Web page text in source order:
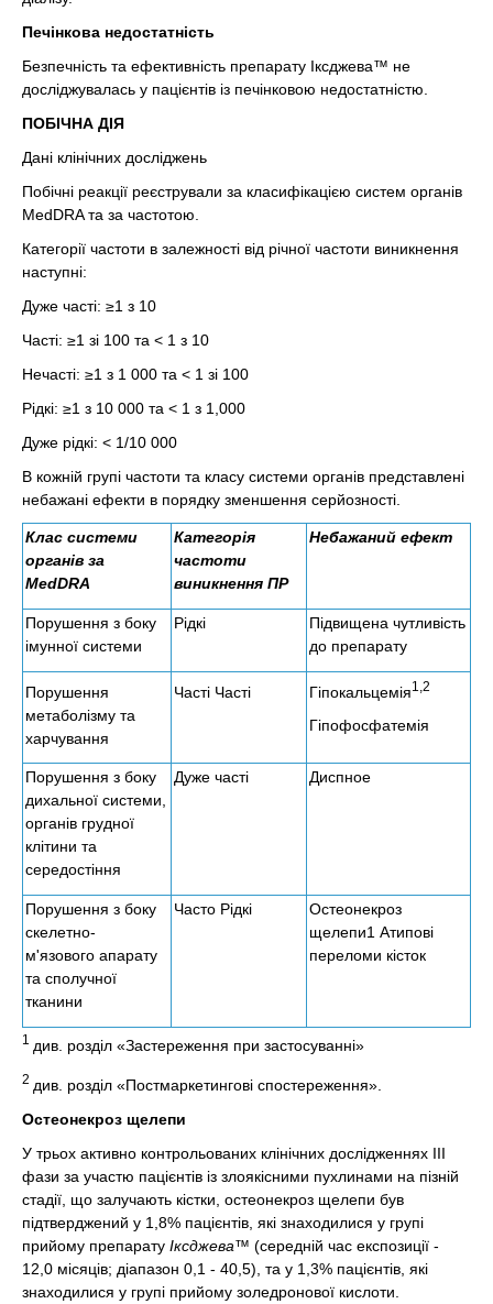
Печінкова недостатність
Безпечність та ефективність препарату Іксджева™ не
досліджувалась у пацієнтів із печінковою недостатністю.
ПОБІЧНА ДІЯ
Дані клінічних досліджень
Побічні реакції реєстрували за класифікацією систем органів
MedDRA та за частотою.
Категорії частоти в залежності від річної частоти виникнення
наступні:
Дуже часті: ≥1 з 10
Часті: ≥1 зі 100 та < 1 з 10
Нечасті: ≥1 з 1 000 та < 1 зі 100
Рідкі: ≥1 з 10 000 та < 1 з 1,000
Дуже рідкі: < 1/10 000
В кожній групі частоти та класу системи органів представлені
небажані ефекти в порядку зменшення серйозності.
Клас системи
органів за
MedDRA
Категорія
частоти
виникнення ПР
Небажаний ефект
Порушення з боку
імунної системи
Рідкі
Підвищена чутливість
до препарату
Порушення
метаболізму та
харчування
Часті Часті Гіпокальцемія1,2
Гіпофосфатемія
Порушення з боку
дихальної системи,
органів грудної
клітини та
середостіння
Дуже часті Диспное
Порушення з боку
скелетно-
м'язового апарату
та сполучної
тканини
Часто Рідкі
Остеонекроз
щелепи1 Атипові
переломи кісток
1 див. розділ «Застереження при застосуванні»
2 див. розділ «Постмаркетингові спостереження».
Остеонекроз щелепи
У трьох активно контрольованих клінічних дослідженнях III
фази за участю пацієнтів із злоякісними пухлинами на пізній
стадії, що залучають кістки, остеонекроз щелепи був
підтверджений у 1,8% пацієнтів, які знаходилися у групі
прийому препарату Іксджева™ (середній час експозиції -
12,0 місяців; діапазон 0,1 - 40,5), та у 1,3% пацієнтів, які
знаходилися у групі прийому золедронової кислоти.